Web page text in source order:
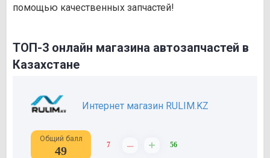
помощью качественных запчастей!
ТОП-3 онлайн магазина автозапчастей в
Казахстане
Интернет магазин RULIM.KZ
Общий балл
49 7 – + 56